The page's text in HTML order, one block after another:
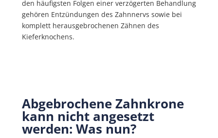
den häufigsten Folgen einer verzögerten Behandlung
gehören Entzündungen des Zahnnervs sowie bei
komplett herausgebrochenen Zähnen des
Kieferknochens.
Abgebrochene Zahnkrone
kann nicht angesetzt
werden: Was nun?